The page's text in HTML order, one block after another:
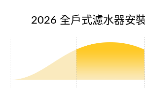
2026 全戶式濾水器安